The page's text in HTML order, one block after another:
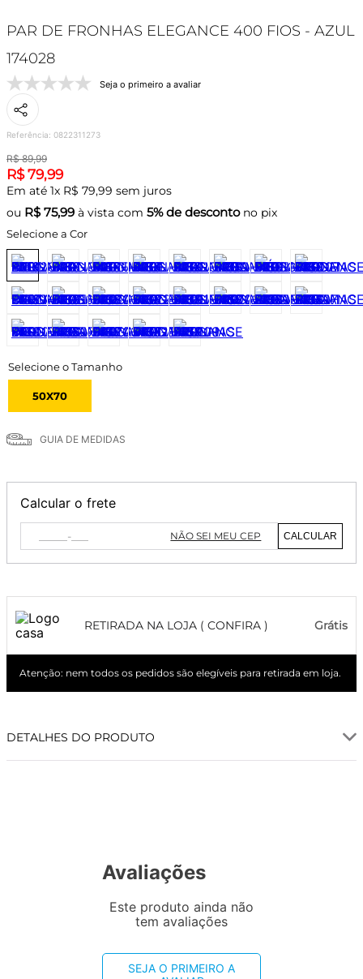
PAR DE FRONHAS ELEGANCE 400 FIOS - AZUL
174028
Seja o primeiro a avaliar
Referência: 0822311273
R$ 89,99
R$ 79,99
Em até 1x R$ 79,99 sem juros
ou R$ 75,99 à vista com 5% de descontono pix
Selecione a Cor
50X70
GUIA DE MEDIDAS
Calcular o frete
NÃO SEI MEU CEP CALCULAR
RETIRADA NA LOJA ( CONFIRA ) Grátis
Atenção: nem todos os pedidos são elegíveis para retirada em loja.
DETALHES DO PRODUTO
Avaliações
Este produto ainda não
tem avaliações
SEJA O PRIMEIRO A